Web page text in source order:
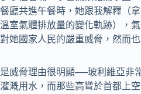
餐廳共進午餐時，她跟我解釋（
溫室氣體排放量的變化軌跡），
對她國家人民的嚴重威脅，然而也
是威脅理由很明顯──玻利維亞非
灌溉用水，而那些高聳於首都上